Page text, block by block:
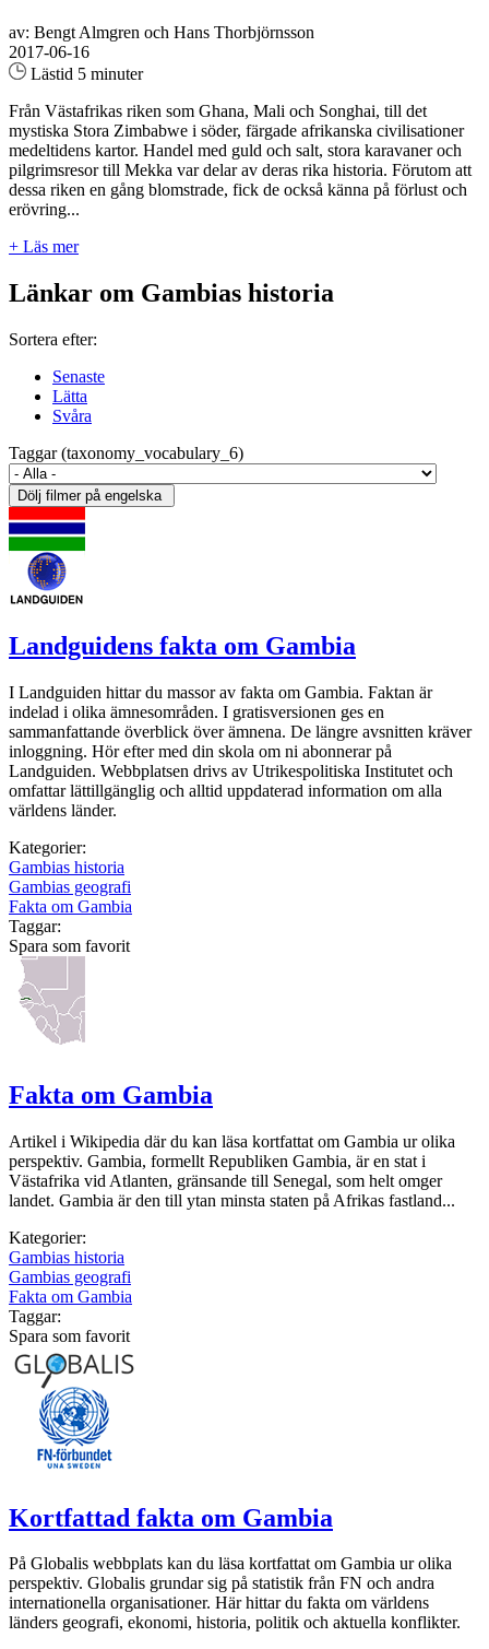
av: Bengt Almgren och Hans Thorbjörnsson
2017-06-16
Lästid 5 minuter
Från Västafrikas riken som Ghana, Mali och Songhai, till det
mystiska Stora Zimbabwe i söder, färgade afrikanska civilisationer
medeltidens kartor. Handel med guld och salt, stora karavaner och
pilgrimsresor till Mekka var delar av deras rika historia. Förutom att
dessa riken en gång blomstrade, fick de också känna på förlust och
erövring...
+ Läs mer
Länkar om Gambias historia
Sortera efter:
Senaste
Lätta
Svåra
Taggar (taxonomy_vocabulary_6)
Landguidens fakta om Gambia
I Landguiden hittar du massor av fakta om Gambia. Faktan är
indelad i olika ämnesområden. I gratisversionen ges en
sammanfattande överblick över ämnena. De längre avsnitten kräver
inloggning. Hör efter med din skola om ni abonnerar på
Landguiden. Webbplatsen drivs av Utrikespolitiska Institutet och
omfattar lättillgänglig och alltid uppdaterad information om alla
världens länder.
Kategorier:
Gambias historia
Gambias geografi
Fakta om Gambia
Taggar:
Spara som favorit
Fakta om Gambia
Artikel i Wikipedia där du kan läsa kortfattat om Gambia ur olika
perspektiv. Gambia, formellt Republiken Gambia, är en stat i
Västafrika vid Atlanten, gränsande till Senegal, som helt omger
landet. Gambia är den till ytan minsta staten på Afrikas fastland...
Kategorier:
Gambias historia
Gambias geografi
Fakta om Gambia
Taggar:
Spara som favorit
Kortfattad fakta om Gambia
På Globalis webbplats kan du läsa kortfattat om Gambia ur olika
perspektiv. Globalis grundar sig på statistik från FN och andra
internationella organisationer. Här hittar du fakta om världens
länders geografi, ekonomi, historia, politik och aktuella konflikter.